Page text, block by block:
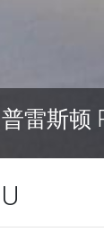
斯顿